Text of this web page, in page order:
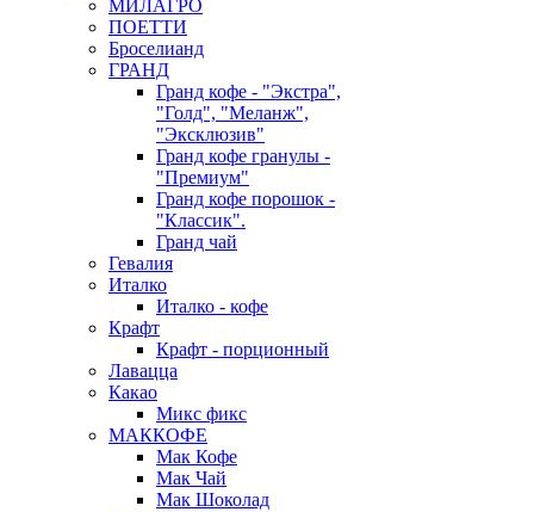
МИЛАГРО
ПОЕТТИ
Броселианд
ГРАНД
Гранд кофе - "Экстра",
"Голд", "Меланж",
"Эксклюзив"
Гранд кофе гранулы -
"Премиум"
Гранд кофе порошок -
"Классик".
Гранд чай
Гевалия
Италко
Италко - кофе
Крафт
Крафт - порционный
Лавацца
Какао
Микс фикс
МАККОФЕ
Мак Кофе
Мак Чай
Мак Шоколад